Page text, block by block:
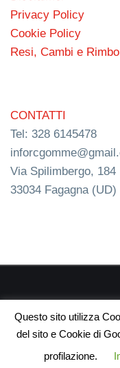
Privacy Policy
Cookie Policy
Resi, Cambi e
CONTATTI
Tel: 328 6145478
Via Spilimbergo, 184
33034 Fagagna (UD)
Questo sito utilizza
del sito e Cookie di
profilazione.